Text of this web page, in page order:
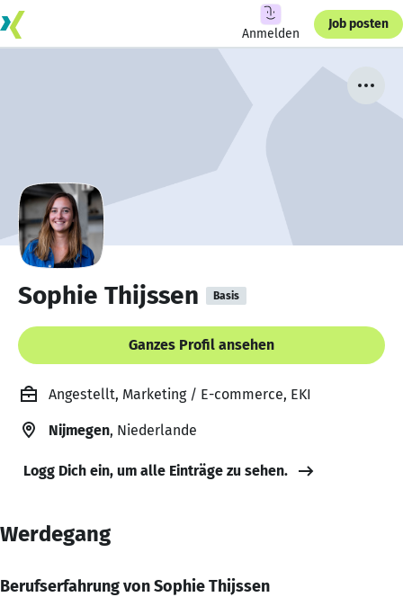
Anmelden
Job posten
Sophie Thijssen Basis
Ganzes Profil ansehen
Angestellt, Marketing / E-commerce, EKI
Nijmegen, Niederlande
Logg Dich ein, um alle Einträge zu sehen.
Werdegang
Berufserfahrung von Sophie Thijssen